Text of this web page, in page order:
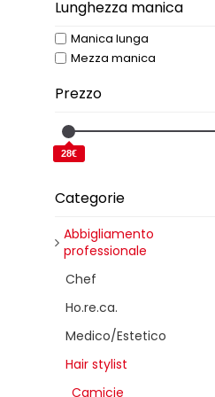
Lunghezza manica
Manica lunga
Mezza manica
Prezzo
28€
Categorie
Abbigliamento
professionale
Chef
Ho.re.ca.
Medico/Estetico
Hair stylist
Camicie